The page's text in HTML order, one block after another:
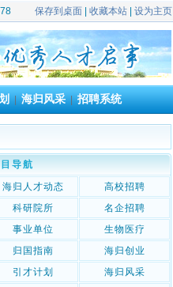
保存到桌面 收藏本站 设为主页
|海归风采|招聘系统
导航
海归人才动态
高校招聘
科研院所
名企招聘
事业单位
生物医疗
归国指南
海归创业
引才计划
海归风采